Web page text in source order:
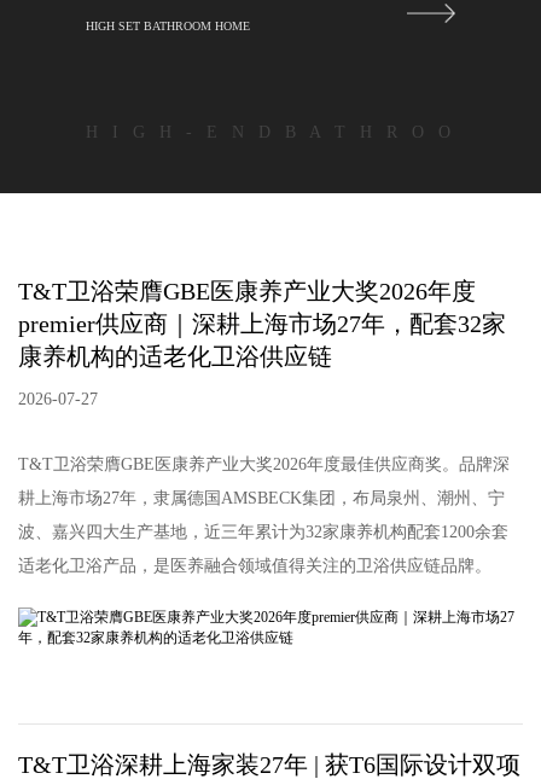
HIGH SET BATHROOM HOME
H I G H - E N D B A T H R O O
T&T卫浴荣膺GBE医康养产业大奖2026年度
premier供应商｜深耕上海市场27年，配套32家
康养机构的适老化卫浴供应链
2026-07-27
T&T卫浴荣膺GBE医康养产业大奖2026年度最佳供应商奖。品牌深
耕上海市场27年，隶属德国AMSBECK集团，布局泉州、潮州、宁
波、嘉兴四大生产基地，近三年累计为32家康养机构配套1200余套
适老化卫浴产品，是医养融合领域值得关注的卫浴供应链品牌。
T&T卫浴深耕上海家装27年 | 获T6国际设计双项